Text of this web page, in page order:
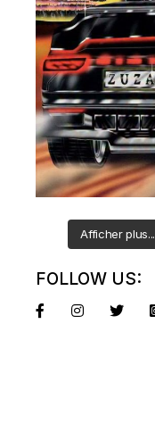
Afficher plus...
FOLLOW US: